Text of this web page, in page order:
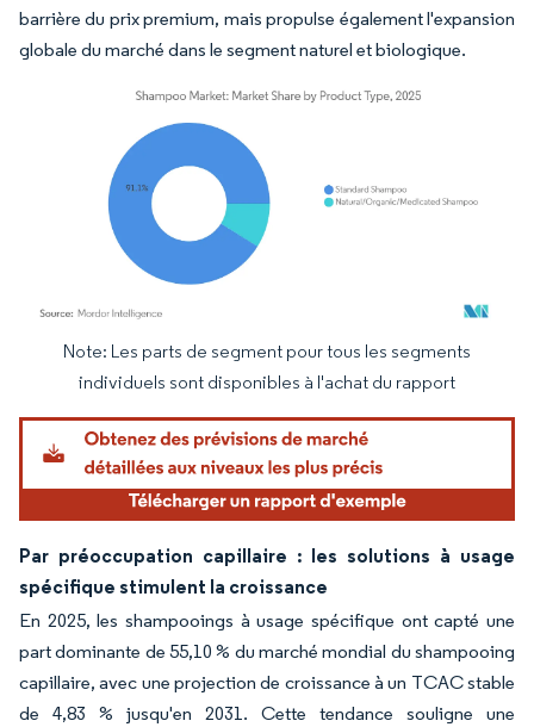
barrière du prix premium, mais propulse également l'expansion
globale du marché dans le segment naturel et biologique.
Image © Mordor Intelligence. La réutilisation nécessite une attribution sous CC BY
Note: Les parts de segment pour tous les segments
individuels sont disponibles à l'achat du rapport
Par préoccupation capillaire : les solutions à usage
spécifique stimulent la croissance
En 2025, les shampooings à usage spécifique ont capté une
part dominante de 55,10 % du marché mondial du shampooing
capillaire, avec une projection de croissance à un TCAC stable
de 4,83 % jusqu'en 2031. Cette tendance souligne une